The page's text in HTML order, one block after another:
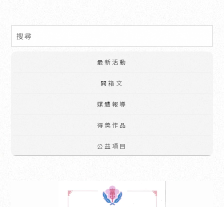
最新活動
開箱文
媒體報導
得獎作品
公益項目